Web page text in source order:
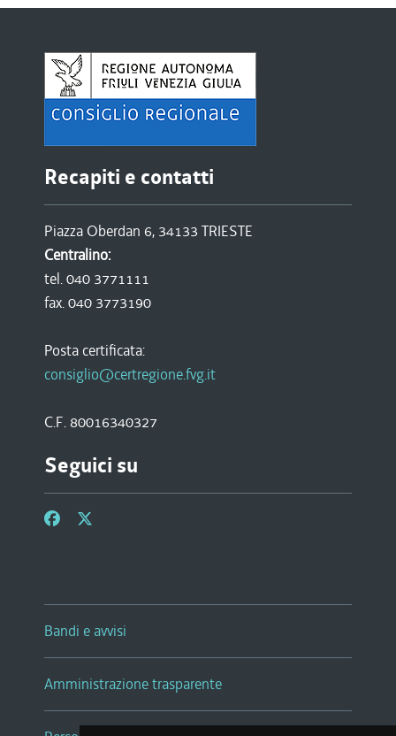
Recapiti e contatti
Piazza Oberdan 6, 34133 TRIESTE
Centralino:
tel. 040 3771111
fax. 040 3773190
Posta certificata:
consiglio@certregione.fvg.it
C.F. 80016340327
Seguici su
Bandi e avvisi
Amministrazione trasparente